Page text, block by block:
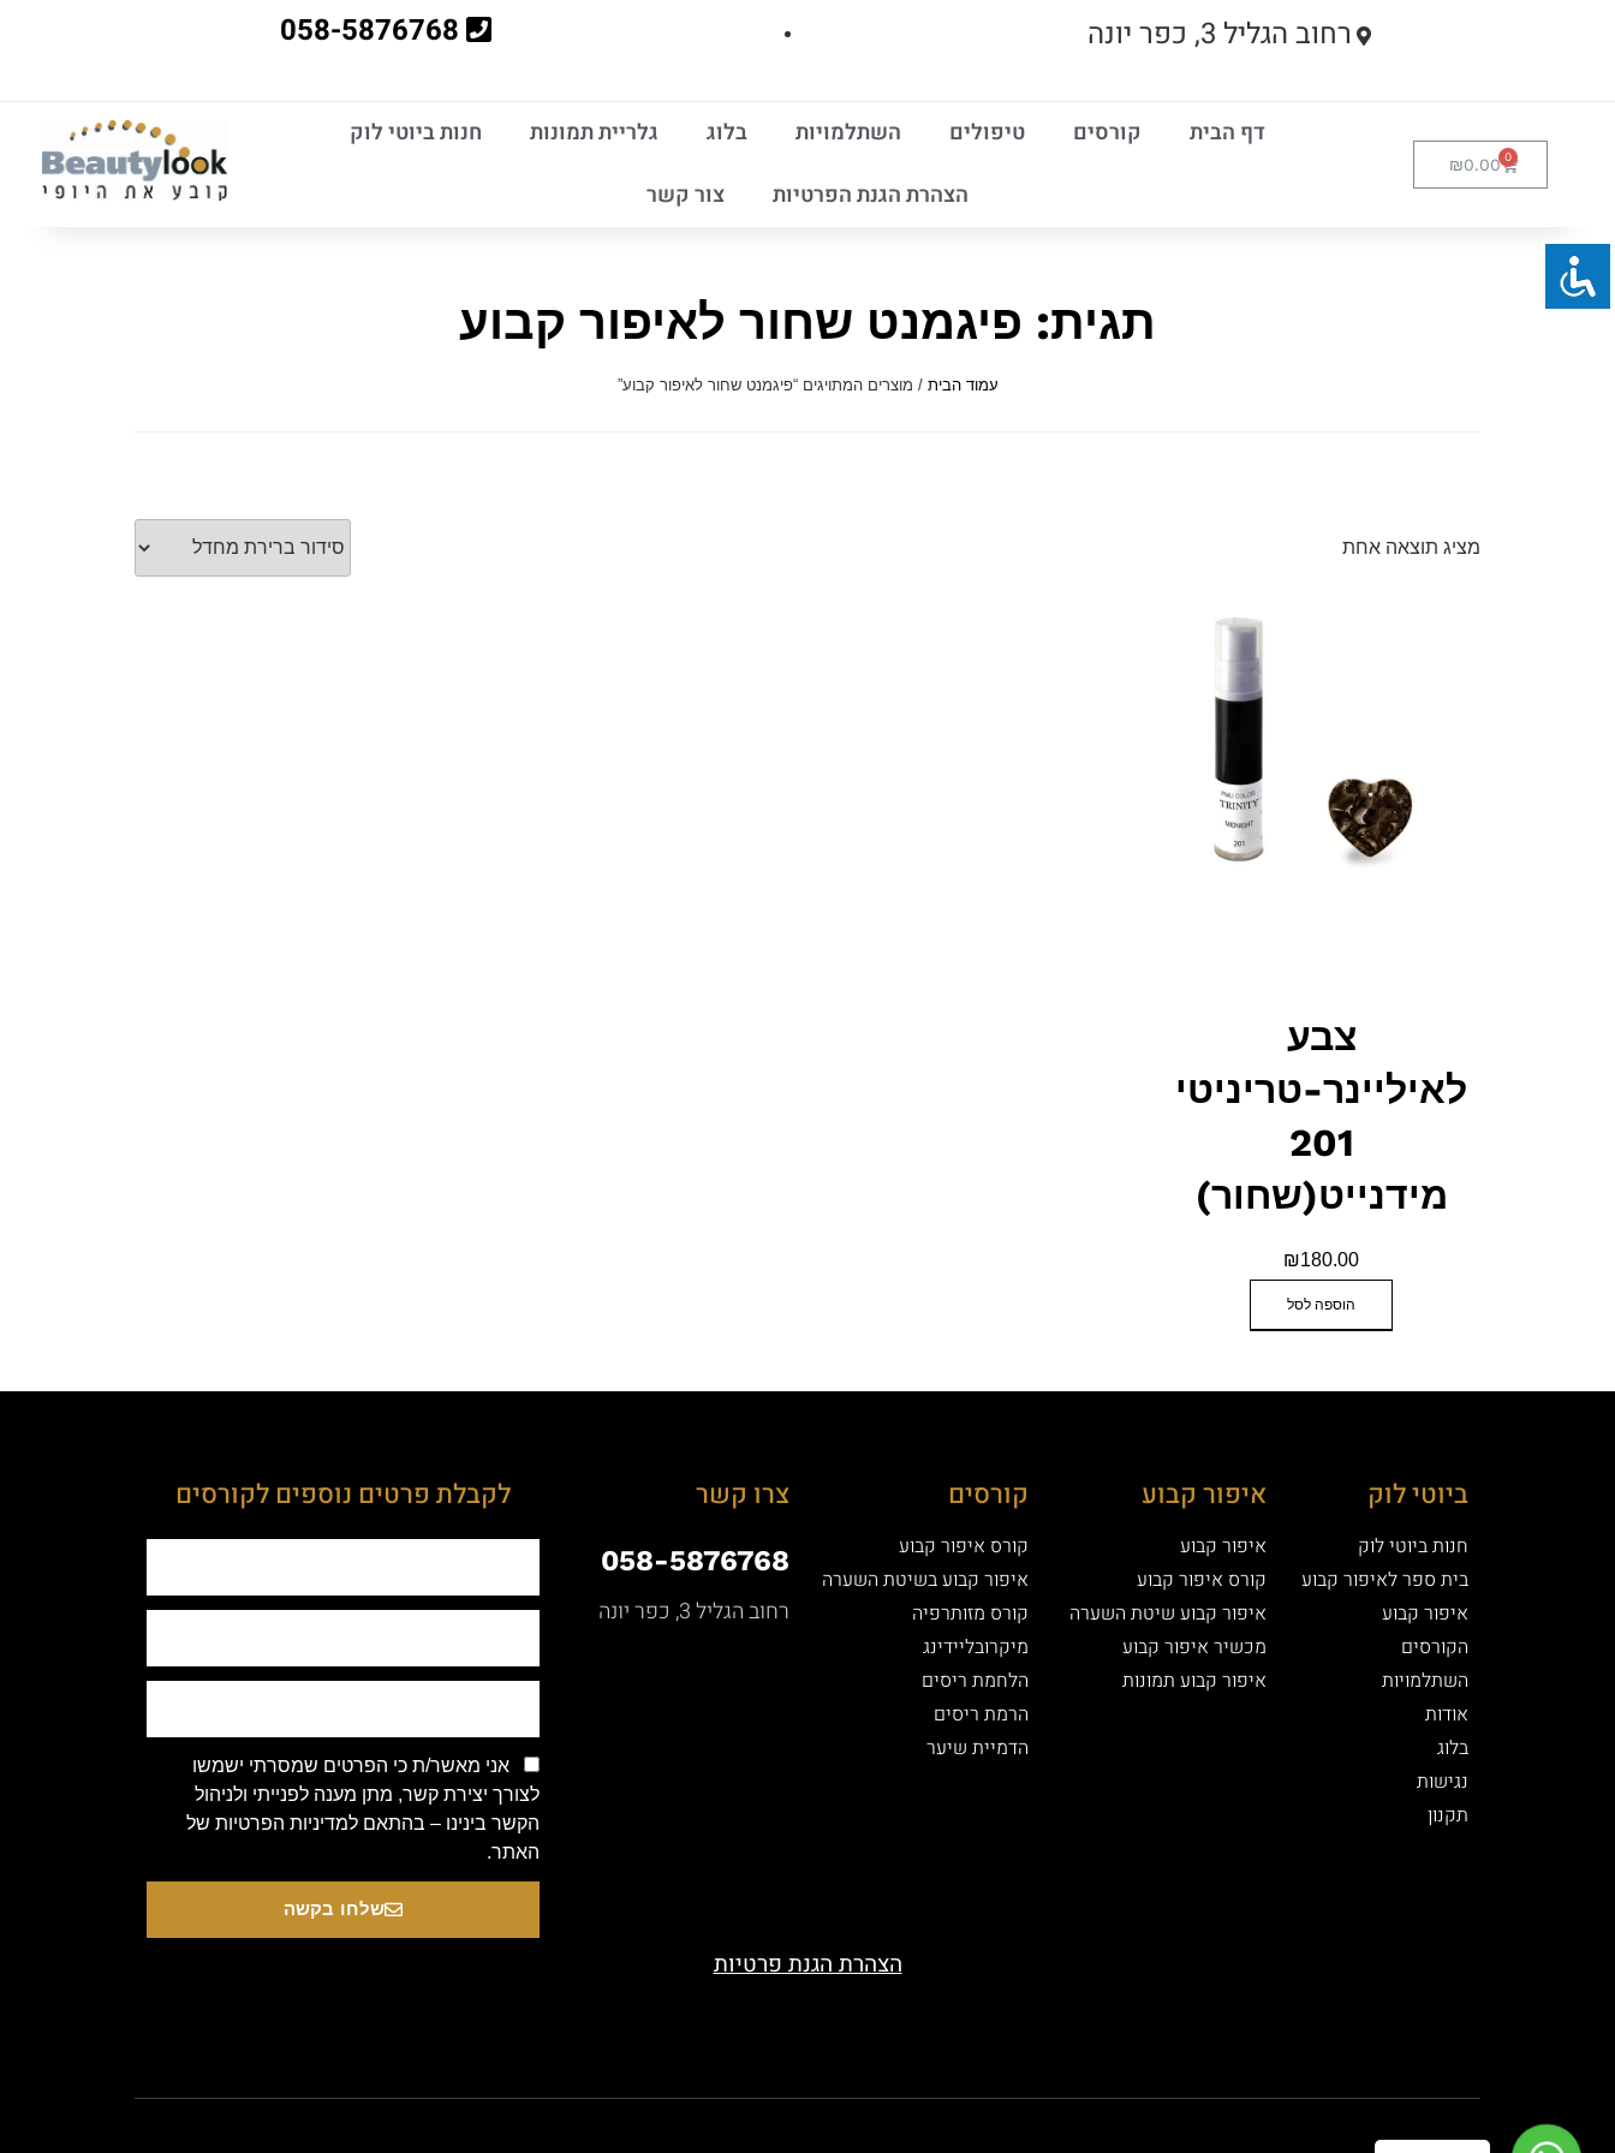
רחוב הגליל 3, כפר יונה 058-5876768
₪0.00
דף הבית קורסים טיפולים השתלמויות בלוג גלריית תמונות
חנות ביוטי לוק
הצהרת הגנת הפרטיות
צור קשר
תגית: פיגמנט שחור לאיפור קבוע
עמוד הבית / מוצרים המתויגים “פיגמנט שחור לאיפור קבוע”
מציג תוצאה אחת
צבע
לאיליינר-טריניטי
201
מידנייט(שחור)
₪180.00
הוספה לסל
ביוטי לוק
חנות ביוטי לוק
בית ספר לאיפור קבוע
איפור קבוע
הקורסים
השתלמויות
אודות
בלוג
נגישות
תקנון
איפור קבוע
איפור קבוע
קורס איפור קבוע
איפור קבוע שיטת השערה
מכשיר איפור קבוע
איפור קבוע תמונות
קורסים
קורס איפור קבוע
איפור קבוע בשיטת השערה
קורס מזותרפיה
מיקרובליידינג
הלחמת ריסים
הרמת ריסים
הדמיית שיער
צרו קשר
058-5876768
רחוב הגליל 3, כפר יונה
לקבלת פרטים נוספים לקורסים
אני מאשר/ת כי הפרטים שמסרתי ישמשו
לצורך יצירת קשר, מתן מענה לפנייתי ולניהול
הקשר בינינו – בהתאם למדיניות הפרטיות של
האתר.
שלחו בקשה
הצהרת הגנת פרטיות